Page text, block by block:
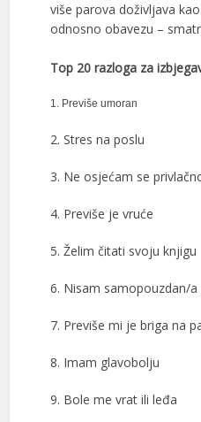
više parova doživljava
odnosno obavezu –
Top 20 razloga za
1. Previše umoran
2. Stres na poslu
3. Ne osjećam se
4. Previše je vruće
5. Želim čitati svoju knjigu
6. Nisam samopouzdan/
7. Previše mi je briga na
8. Imam glavobolju
9. Bole me vrat ili leđa